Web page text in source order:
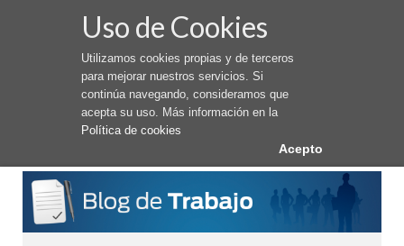
Uso de Cookies
Utilizamos cookies propias y de terceros
para mejorar nuestros servicios. Si
continúa navegando, consideramos que
acepta su uso. Más información en la
Política de cookies
Acepto